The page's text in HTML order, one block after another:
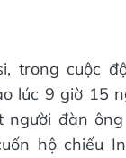
trong cuộc
lúc 9 giờ 15
người đàn
hộ chiếu